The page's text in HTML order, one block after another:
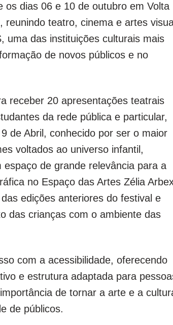
os dias 06 e 10 de outubro em Volta
reunindo teatro, cinema e artes
uma das instituições culturais mais
de novos públicos e no
receber 20 apresentações teatrais
da rede pública e particular,
de Abril, conhecido por ser o maior
voltados ao universo infantil,
de grande relevância para a
no Espaço das Artes Zélia
edições anteriores do festival e
das crianças com o ambiente das
com a acessibilidade, oferecendo
e estrutura adaptada para
de tornar a arte e a
de públicos.